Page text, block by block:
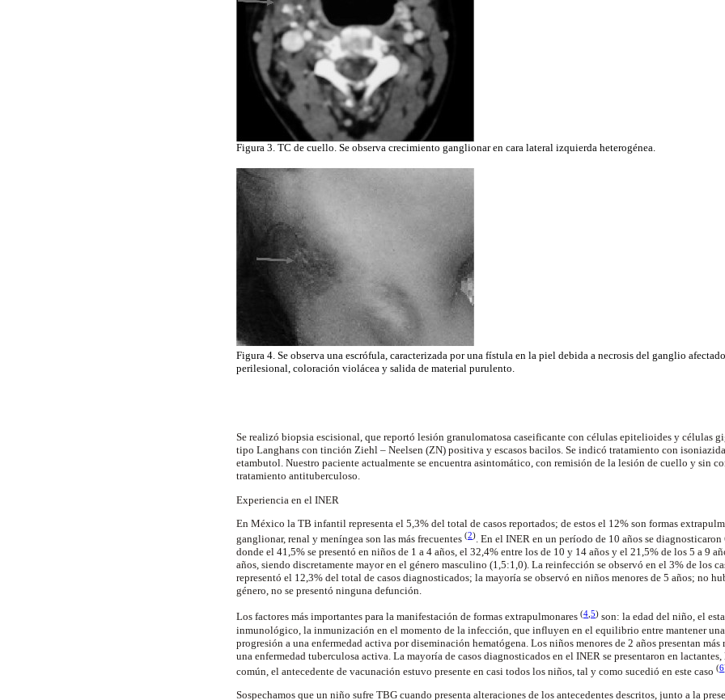
Figura 3. TC de cuello. Se observa crecimiento ganglionar en cara lateral izquierda heterogénea.
Figura 4. Se observa una escrófula, caracterizada por una fístula en la piel debida a necrosis del ganglio
perilesional, coloración violácea y salida de material purulento.
Se realizó biopsia escisional, que reportó lesión granulomatosa caseificante con células epitelioides y células
tipo Langhans con tinción Ziehl – Neelsen (ZN) positiva y escasos bacilos. Se indicó tratamiento con
etambutol. Nuestro paciente actualmente se encuentra asintomático, con remisión de la lesión de cuello y sin
tratamiento antituberculoso.
Experiencia en el INER
En México la TB infantil representa el 5,3% del total de casos reportados; de estos el 12% son formas
ganglionar, renal y meníngea son las más frecuentes (2). En el INER en un período de 10 años se
donde el 41,5% se presentó en niños de 1 a 4 años, el 32,4% entre los de 10 y 14 años y el 21,5% de los 5 a 9
años, siendo discretamente mayor en el género masculino (1,5:1,0). La reinfección se observó en el 3% de los
representó el 12,3% del total de casos diagnosticados; la mayoría se observó en niños menores de 5 años; no
género, no se presentó ninguna defunción.
Los factores más importantes para la manifestación de formas extrapulmonares (4 5) son: la edad del niño, el
inmunológico, la inmunización en el momento de la infección, que influyen en el equilibrio entre mantener
progresión a una enfermedad activa por diseminación hematógena. Los niños menores de 2 años presentan
una enfermedad tuberculosa activa. La mayoría de casos diagnosticados en el INER se presentaron en
común, el antecedente de vacunación estuvo presente en casi todos los niños, tal y como sucedió en este caso (6
Sospechamos que un niño sufre TBG cuando presenta alteraciones de los antecedentes descritos, junto a la